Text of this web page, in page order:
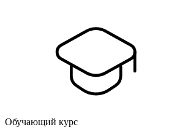
Обучающий курс